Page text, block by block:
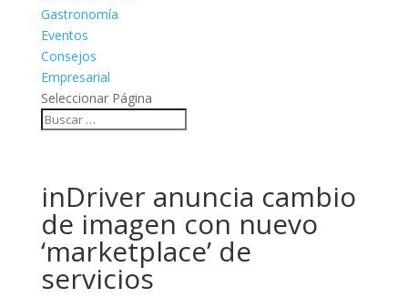
Gastronomía
Eventos
Consejos
Empresarial
Seleccionar Página
inDriver anuncia cambio
de imagen con nuevo
‘marketplace’ de
servicios